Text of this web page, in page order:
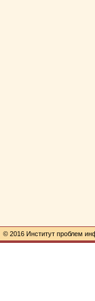
© 2016 Институт проблем